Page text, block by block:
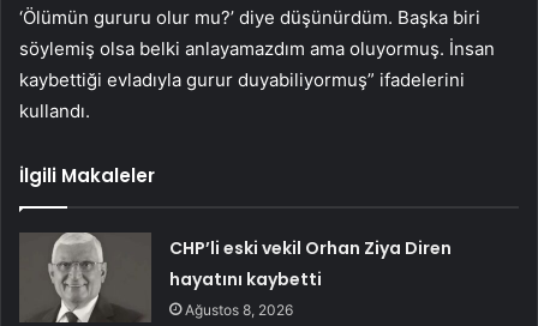
‘Ölümün gururu olur mu?’ diye düşünürdüm. Başka biri
söylemiş olsa belki anlayamazdım ama oluyormuş. İnsan
kaybettiği evladıyla gurur duyabiliyormuş” ifadelerini
kullandı.
İlgili Makaleler
CHP’li eski vekil Orhan Ziya Diren
hayatını kaybetti
Ağustos 8, 2026